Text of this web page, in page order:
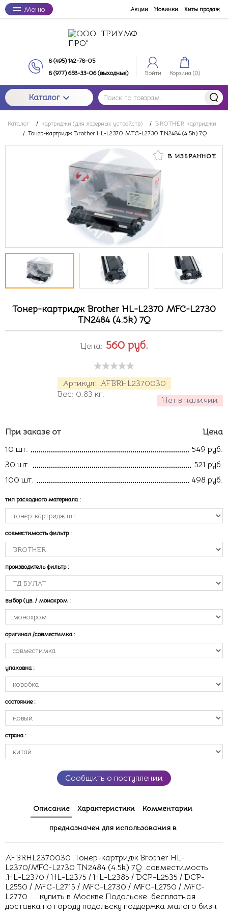
Меню Акции Новинки Хиты продаж
8 (495) 142-78-05
8 (977) 658-33-06 (выходные)
Войти Корзина (0)
Каталог
Каталог / картриджи (для лазерных устройств) / BROTHER картриджи
/ Тонер-картридж Brother HL-L2370 MFC-L2730 TN2484 (4.5k) 7Q
В ИЗБРАННОЕ
Тонер-картридж Brother HL-L2370 MFC-L2730
TN2484 (4.5k) 7Q
Артикул: AFBRHL2370030
Нет в наличии
Вес: 0.83 кг.
Цена: 560 руб.
При заказе от
Цена
10 шт.
549 руб.
30 шт.
521 руб.
100 шт.
498 руб.
тип расходного материала :
совместимость фильтр :
производитель фильтр :
выбор (цв. / монохром :
оригинал /совместимка :
упаковка :
состояние :
страна :
Сообщить о поступлении
Описание Характеристики Комментарии
предназначен для использования в
AFBRHL2370030 .Тонер-картридж Brother HL-
L2370/MFC-L2730 TN2484 (4.5k) 7Q .совместимость
.HL-L2370 / HL-L2375 / HL-L2385 / DCP-L2535 / DCP-
L2550 / MFC-L2715 / MFC-L2730 / MFC-L2750 / MFC-
L2770 . . .купить в Москве Подольске .бесплатная
доставка по городу подольску поддержка малого бизн